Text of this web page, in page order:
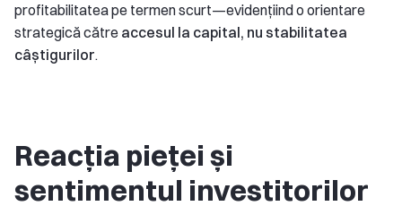
profitabilitatea pe termen scurt—evidențiind o orientare
strategică către accesul la capital, nu stabilitatea
câștigurilor.
Reacția pieței și
sentimentul investitorilor